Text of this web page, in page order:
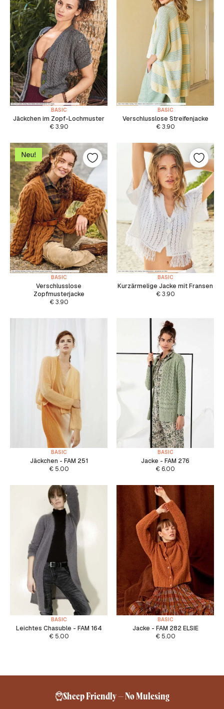
BASIC
Jäckchen im Zopf-Lochmuster
€3.90
BASIC
Verschlusslose Streifenjacke
€3.90
BASIC
Verschlusslose
Zopfmusterjacke
€3.90
BASIC
Kurzärmelige Jacke mit Fransen
€3.90
BASIC
Jäckchen - FAM 251
€5.00
BASIC
Jacke - FAM 276
€ 6.00
BASIC
Leichtes Chasuble - FAM 164
€5.00
BASIC
Jacke - FAM 282 ELSIE
€5.00
Sheep Friendly – No Mulesing